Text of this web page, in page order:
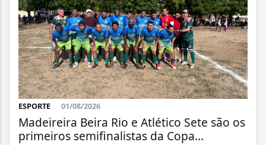
ESPORTE 01/08/2026
Madeireira Beira Rio e Atlético Sete são os
primeiros semifinalistas da Copa...